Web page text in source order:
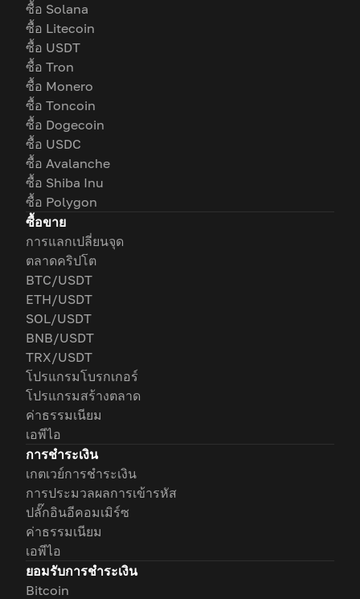
ซื้อ Solana
ซื้อ Litecoin
ซื้อ USDT
ซื้อ Tron
ซื้อ Monero
ซื้อ Toncoin
ซื้อ Dogecoin
ซื้อ USDC
ซื้อ Avalanche
ซื้อ Shiba Inu
ซื้อ Polygon
ซื้อขาย
การแลกเปลี่ยนจุด
ตลาดคริปโต
BTC/USDT
ETH/USDT
SOL/USDT
BNB/USDT
TRX/USDT
โปรแกรมโบรกเกอร์
โปรแกรมสร้างตลาด
ค่าธรรมเนียม
เอพีไอ
การชำระเงิน
เกตเวย์การชำระเงิน
การประมวลผลการเข้ารหัส
ปลั๊กอินอีคอมเมิร์ซ
ค่าธรรมเนียม
เอพีไอ
ยอมรับการชำระเงิน
Bitcoin